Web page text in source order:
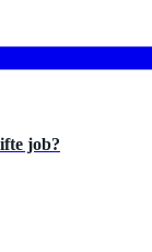
job?